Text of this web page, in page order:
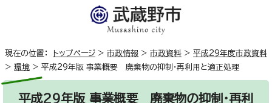
現在の位置： トップページ > 市政情報 > 市政資料 > 平成29年度市政資料
> 環境 > 平成29年版 事業概要 廃棄物の抑制・再利用と適正処理
平成29年版 事業概要 廃棄物の抑制・再利